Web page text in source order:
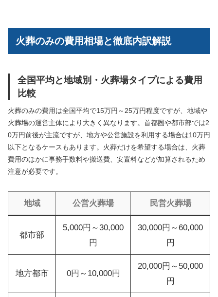
火葬のみの費用相場と徹底内訳解説
全国平均と地域別・火葬場タイプによる費用
比較
火葬のみの費用は全国平均で15万円～25万円程度ですが、地域や
火葬場の運営主体により大きく異なります。首都圏や都市部では2
0万円前後が主流ですが、地方や公営施設を利用する場合は10万円
以下となるケースもあります。火葬だけを希望する場合は、火葬
費用のほかに事務手数料や搬送費、安置料などが加算されるため
注意が必要です。
地域 公営火葬場 民営火葬場
都市部
5,000円～30,000
円
30,000円～60,000
円
地方都市 0円～10,000円
20,000円～50,000
円